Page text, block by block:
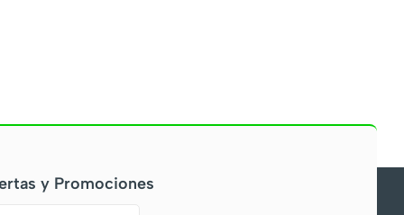
y Promociones